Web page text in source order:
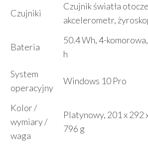
Czujniki
Czujnik światła
akcelerometr,
Bateria
50.4 Wh, 4-
h
System
operacyjny
Windows 10 Pro
Kolor /
wymiary /
waga
Platynowy, 201 x 292
796 g